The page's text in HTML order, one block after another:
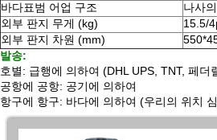
바다표범 어업 구조
나사
외부 판지 무게 (kg)
15.5/
외부 판지 차원 (mm)
발송:
호별: 급행에 의하여 (DHL UPS, TNT, 페더
공항에 공항: 공기에 의하여
항구에 항구: 바다에 의하여 (우리의 위치